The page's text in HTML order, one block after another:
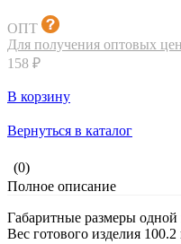
ОПТ
Для получения оптовых
158 ₽
В корзину
Вернуться в каталог
(0)
Полное описание
Габаритные размеры
Вес готового изделия 100.2